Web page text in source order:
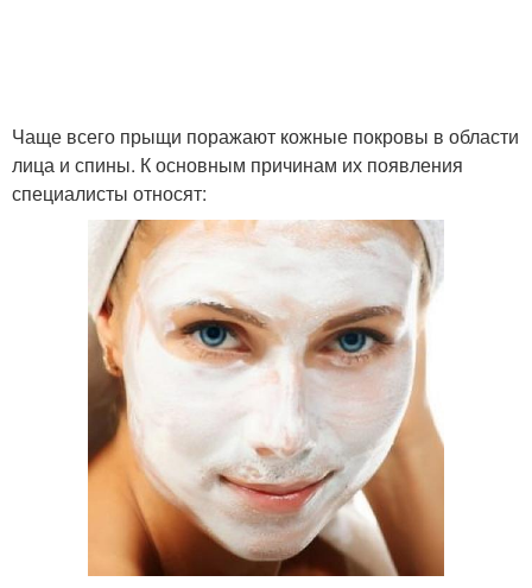
Чаще всего прыщи поражают кожные покровы в области
лица и спины. К основным причинам их появления
специалисты относят: